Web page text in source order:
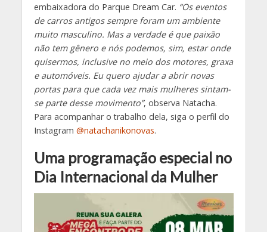
embaixadora do Parque Dream Car. “Os eventos
de carros antigos sempre foram um ambiente
muito masculino. Mas a verdade é que paixão
não tem gênero e nós podemos, sim, estar onde
quisermos, inclusive no meio dos motores, graxa
e automóveis. Eu quero ajudar a abrir novas
portas para que cada vez mais mulheres sintam-
se parte desse movimento”, observa Natacha.
Para acompanhar o trabalho dela, siga o perfil do
Instagram @natachanikonovas.
Uma programação especial no
Dia Internacional da Mulher